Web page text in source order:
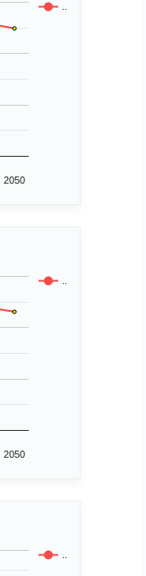
..
2050
..
2050
..